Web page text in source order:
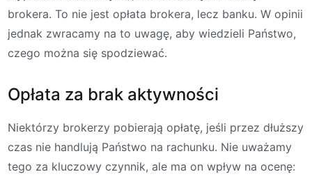
brokera. To nie jest opłata brokera, lecz banku. W opinii
jednak zwracamy na to uwagę, aby wiedzieli Państwo,
czego można się spodziewać.
Opłata za brak aktywności
Niektórzy brokerzy pobierają opłatę, jeśli przez dłuższy
czas nie handlują Państwo na rachunku. Nie uważamy
tego za kluczowy czynnik, ale ma on wpływ na ocenę: